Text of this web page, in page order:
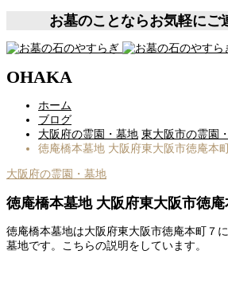
お墓のことならお気軽にご
OHAKA
ホーム
ブログ
大阪府の霊園・墓地 東大阪市の霊園
徳庵橋本墓地 大阪府東大阪市徳庵本
大阪府の霊園・墓地
徳庵橋本墓地 大阪府東大阪市徳庵
徳庵橋本墓地は大阪府東大阪市徳庵本町７
墓地です。こちらの説明をしています。